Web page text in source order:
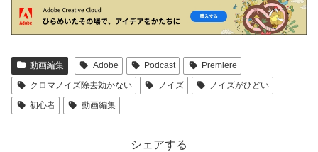
動画編集 Adobe Podcast
Premiere
クロマノイズ除去効かない
ノイズ
ノイズがひどい
初心者
動画編集
シェアする